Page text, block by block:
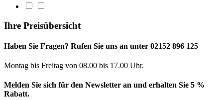
Ihre Preisübersicht
Haben Sie Fragen? Rufen Sie uns an unter 02152 896 125
Montag bis Freitag von 08.00 bis 17.00 Uhr.
Melden Sie sich für den Newsletter an und erhalten Sie 5 %
Rabatt.